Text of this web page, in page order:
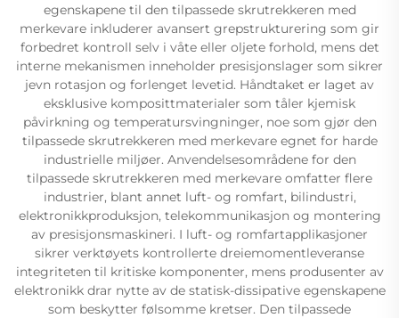
egenskapene til den tilpassede skrutrekkeren med
merkevare inkluderer avansert grepstrukturering som gir
forbedret kontroll selv i våte eller oljete forhold, mens det
interne mekanismen inneholder presisjonslager som sikrer
jevn rotasjon og forlenget levetid. Håndtaket er laget av
eksklusive komposittmaterialer som tåler kjemisk
påvirkning og temperatursvingninger, noe som gjør den
tilpassede skrutrekkeren med merkevare egnet for harde
industrielle miljøer. Anvendelsesområdene for den
tilpassede skrutrekkeren med merkevare omfatter flere
industrier, blant annet luft- og romfart, bilindustri,
elektronikkproduksjon, telekommunikasjon og montering
av presisjonsmaskineri. I luft- og romfartapplikasjoner
sikrer verktøyets kontrollerte dreiemomentleveranse
integriteten til kritiske komponenter, mens produsenter av
elektronikk drar nytte av de statisk-dissipative egenskapene
som beskytter følsomme kretser. Den tilpassede